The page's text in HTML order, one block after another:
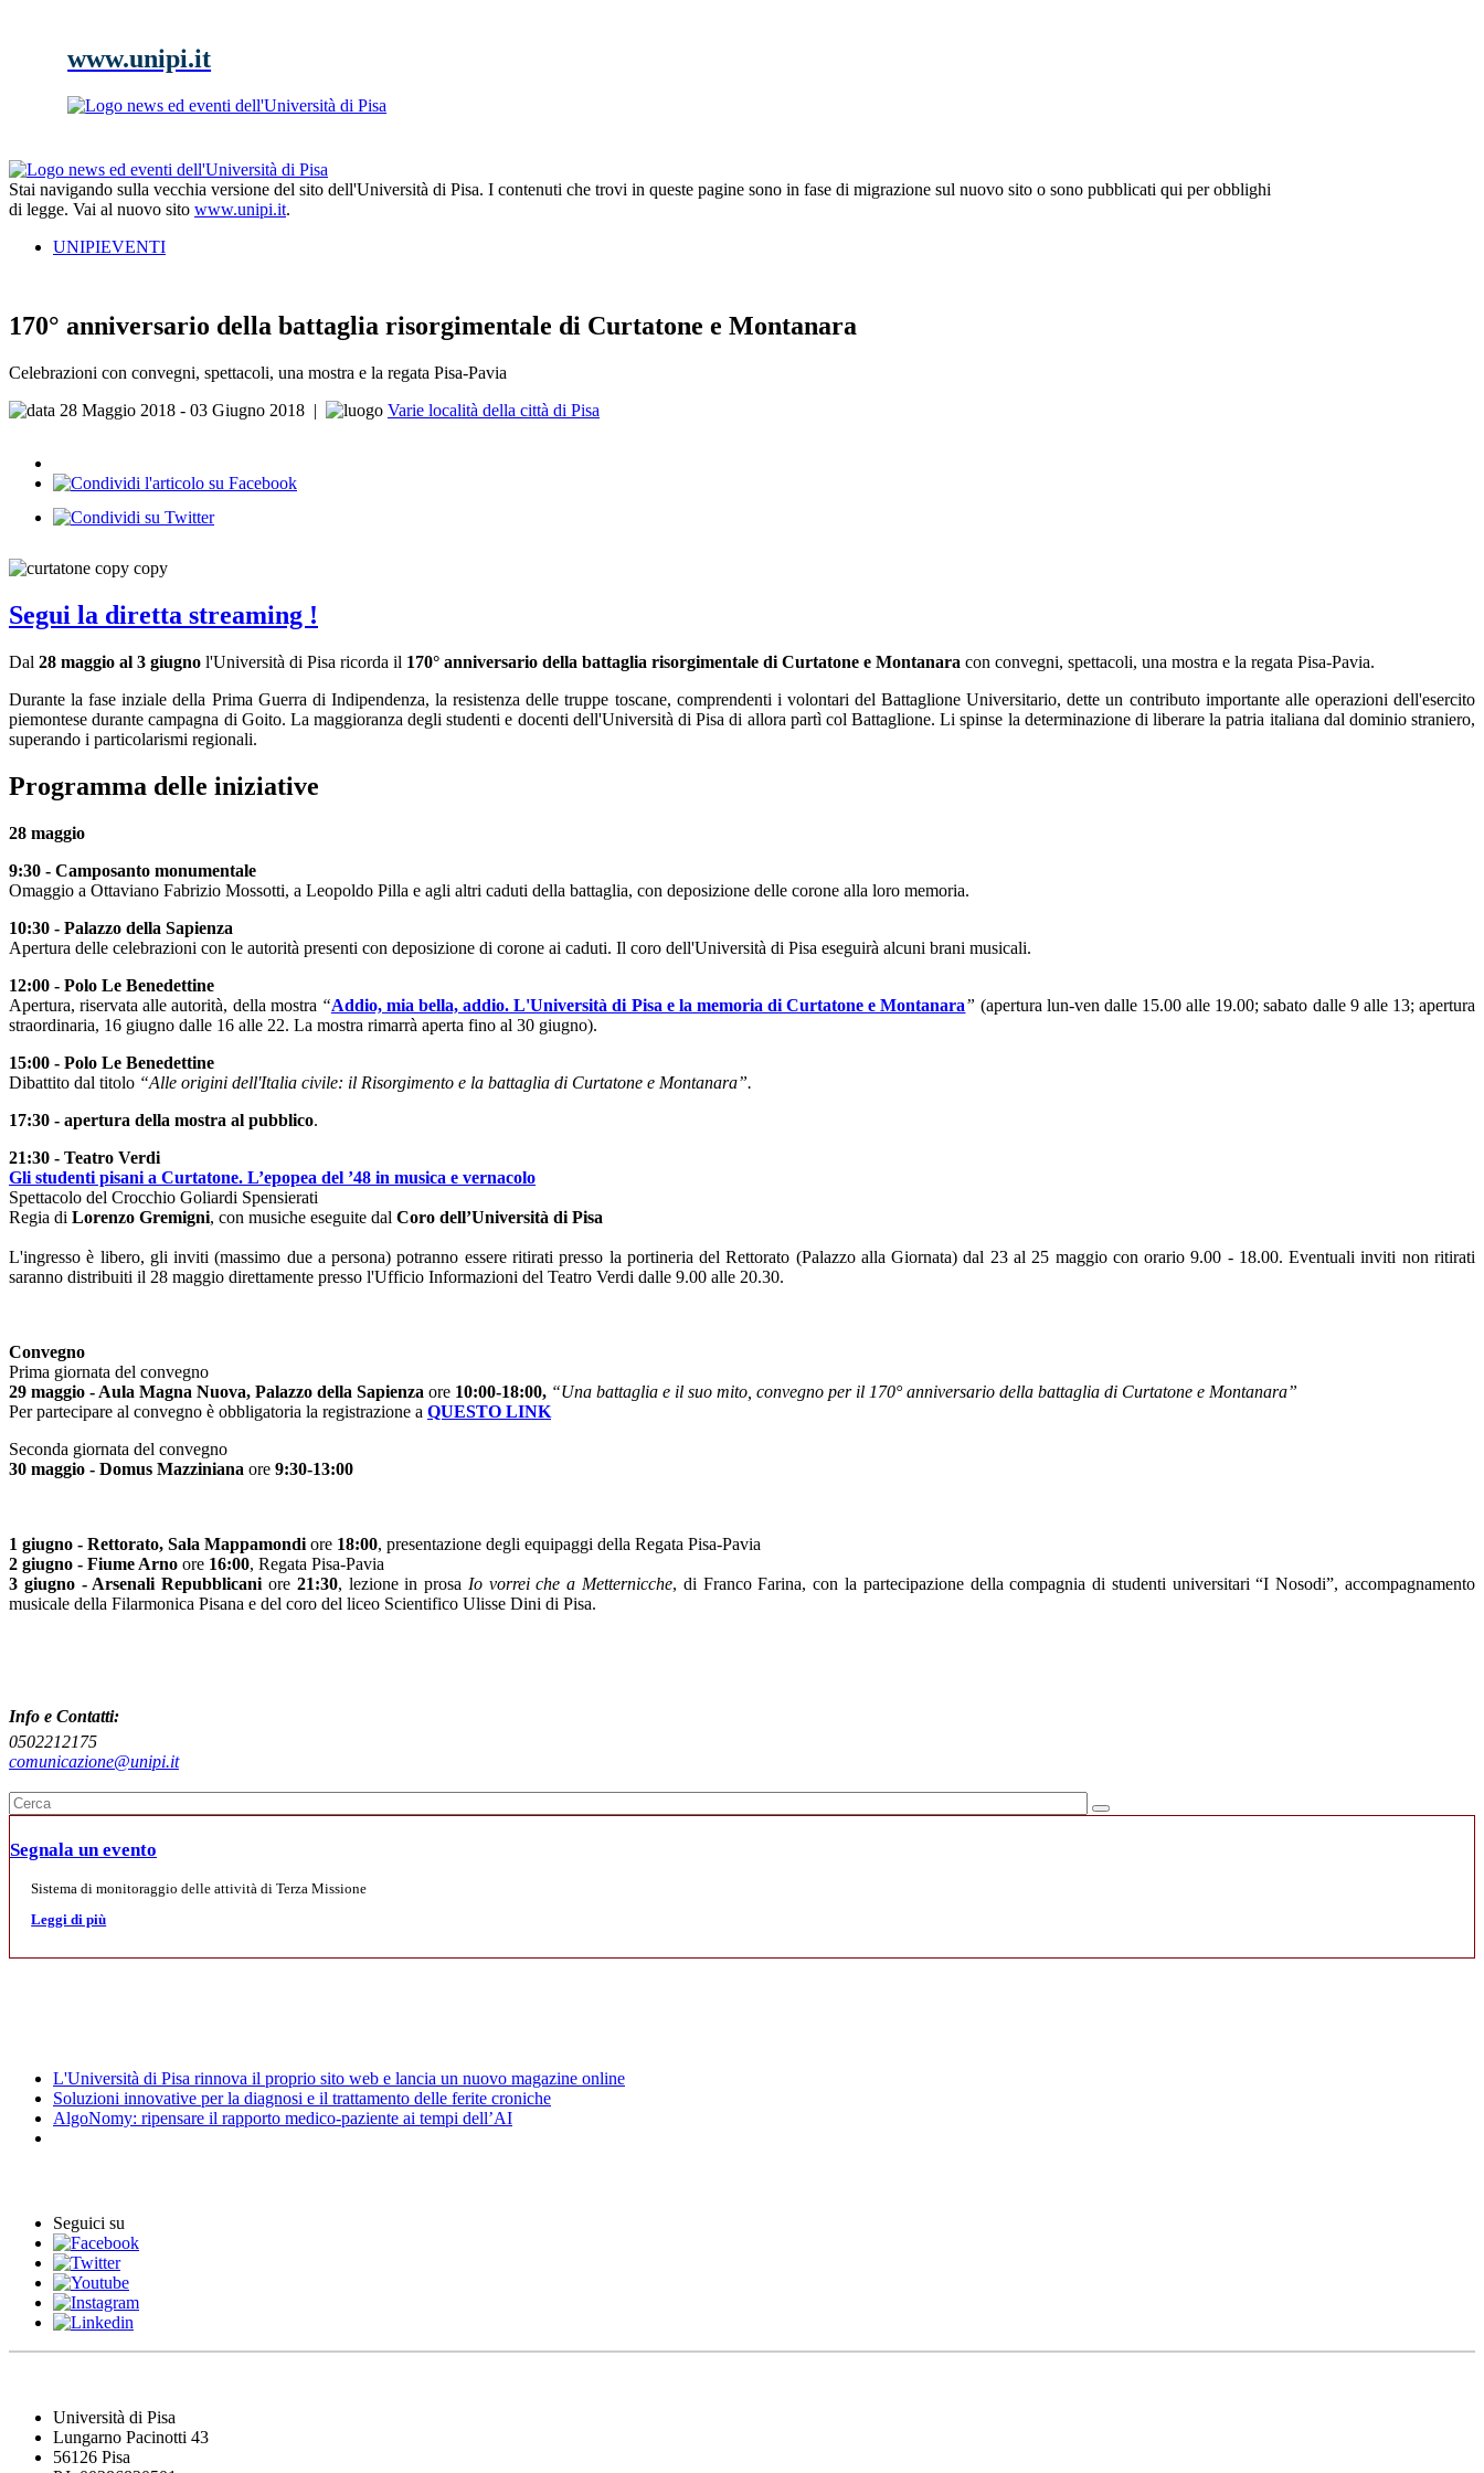
www.unipi.it
Stai navigando sulla vecchia versione del sito dell'Università di Pisa. I contenuti che trovi in queste pagine sono in fase di migrazione sul nuovo sito o sono pubblicati qui per obblighi
di legge. Vai al nuovo sito www.unipi.it.
UNIPIEVENTI
170° anniversario della battaglia risorgimentale di Curtatone e Montanara
Celebrazioni con convegni, spettacoli, una mostra e la regata Pisa-Pavia
28 Maggio 2018 - 03 Giugno 2018 | Varie località della città di Pisa
Segui la diretta streaming !
Dal 28 maggio al 3 giugno l'Università di Pisa ricorda il 170° anniversario della battaglia risorgimentale di Curtatone e Montanara con convegni, spettacoli, una mostra e la regata Pisa-Pavia.
Durante la fase inziale della Prima Guerra di Indipendenza, la resistenza delle truppe toscane, comprendenti i volontari del Battaglione Universitario, dette un contributo importante alle operazioni dell'esercito
piemontese durante campagna di Goito. La maggioranza degli studenti e docenti dell'Università di Pisa di allora partì col Battaglione. Li spinse la determinazione di liberare la patria italiana dal dominio straniero,
superando i particolarismi regionali.
Programma delle iniziative
28 maggio
9:30 - Camposanto monumentale
Omaggio a Ottaviano Fabrizio Mossotti, a Leopoldo Pilla e agli altri caduti della battaglia, con deposizione delle corone alla loro memoria.
10:30 - Palazzo della Sapienza
Apertura delle celebrazioni con le autorità presenti con deposizione di corone ai caduti. Il coro dell'Università di Pisa eseguirà alcuni brani musicali.
12:00 - Polo Le Benedettine
Apertura, riservata alle autorità, della mostra “Addio, mia bella, addio. L'Università di Pisa e la memoria di Curtatone e Montanara” (apertura lun-ven dalle 15.00 alle 19.00; sabato dalle 9 alle 13; apertura
straordinaria, 16 giugno dalle 16 alle 22. La mostra rimarrà aperta fino al 30 giugno).
15:00 - Polo Le Benedettine
Dibattito dal titolo “Alle origini dell'Italia civile: il Risorgimento e la battaglia di Curtatone e Montanara”.
17:30 - apertura della mostra al pubblico.
21:30 - Teatro Verdi
Gli studenti pisani a Curtatone. L’epopea del ’48 in musica e vernacolo
Spettacolo del Crocchio Goliardi Spensierati
Regia di Lorenzo Gremigni, con musiche eseguite dal Coro dell’Università di Pisa
L'ingresso è libero, gli inviti (massimo due a persona) potranno essere ritirati presso la portineria del Rettorato (Palazzo alla Giornata) dal 23 al 25 maggio con orario 9.00 - 18.00. Eventuali inviti non ritirati
saranno distribuiti il 28 maggio direttamente presso l'Ufficio Informazioni del Teatro Verdi dalle 9.00 alle 20.30.
Convegno
Prima giornata del convegno
29 maggio - Aula Magna Nuova, Palazzo della Sapienza ore 10:00-18:00, “Una battaglia e il suo mito, convegno per il 170° anniversario della battaglia di Curtatone e Montanara”
Per partecipare al convegno è obbligatoria la registrazione a QUESTO LINK
Seconda giornata del convegno
30 maggio - Domus Mazziniana ore 9:30-13:00
1 giugno - Rettorato, Sala Mappamondi ore 18:00, presentazione degli equipaggi della Regata Pisa-Pavia
2 giugno - Fiume Arno ore 16:00, Regata Pisa-Pavia
3 giugno - Arsenali Repubblicani ore 21:30, lezione in prosa Io vorrei che a Metternicche, di Franco Farina, con la partecipazione della compagnia di studenti universitari “I Nosodi”, accompagnamento
musicale della Filarmonica Pisana e del coro del liceo Scientifico Ulisse Dini di Pisa.
Info e Contatti:
0502212175
comunicazione@unipi.it
Segnala un evento
Sistema di monitoraggio delle attività di Terza Missione
Leggi di più
L'Università di Pisa rinnova il proprio sito web e lancia un nuovo magazine online
Soluzioni innovative per la diagnosi e il trattamento delle ferite croniche
AlgoNomy: ripensare il rapporto medico-paziente ai tempi dell’AI
Seguici su
Università di Pisa
Lungarno Pacinotti 43
56126 Pisa